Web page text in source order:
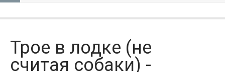
ЗАКЛАДКИ
Трое в лодке (не
считая собаки) -